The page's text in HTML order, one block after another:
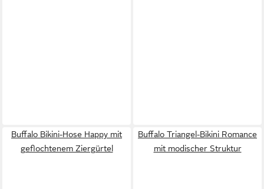
Buffalo Bikini-Hose Happy mit
geflochtenem Ziergürtel
Buffalo Triangel-Bikini Romance
mit modischer Struktur